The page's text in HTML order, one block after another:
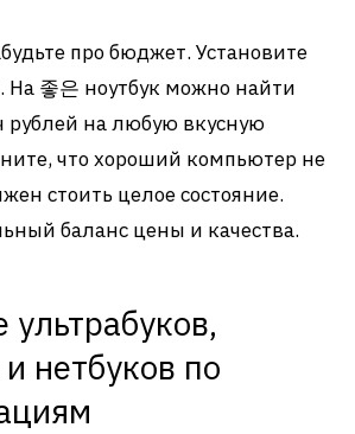
про бюджет. Установите
На 좋은 ноутбук можно найти
рублей на любую вкусную
что хороший компьютер не
стоить целое состояние.
баланс цены и качества.
нетбуков по